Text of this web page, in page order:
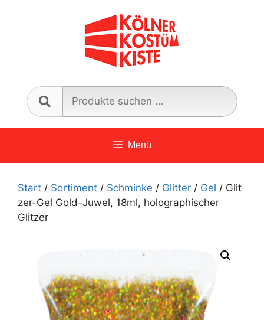
nach:
Menü
Start / Sortiment / Schminke / Glitter / Gel / Glit
zer-Gel Gold-Juwel, 18ml, holographischer
Glitzer